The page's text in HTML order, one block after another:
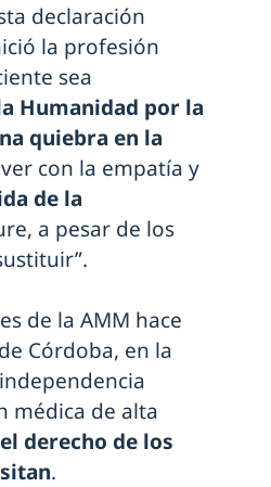
declaración
la profesión
sea
Humanidad por la
quiebra en la
con la empatía y
de la
a pesar de los
de la AMM hace
Córdoba, en la
médica de alta
derecho de los
.